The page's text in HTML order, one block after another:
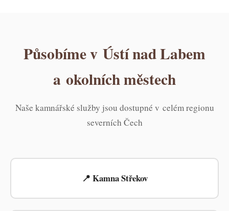
Působíme v Ústí nad Labem
a okolních městech
Naše kamnářské služby jsou dostupné v celém regionu
severních Čech
📍 Kamna Střekov